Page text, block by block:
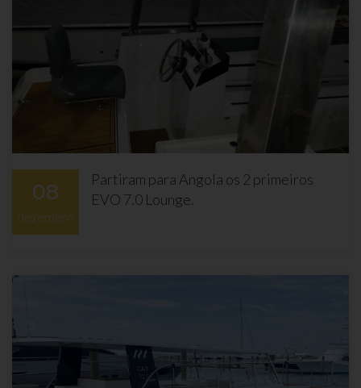
08
dezembro
Partiram para Angola os 2 primeiros
EVO 7.0 Lounge.